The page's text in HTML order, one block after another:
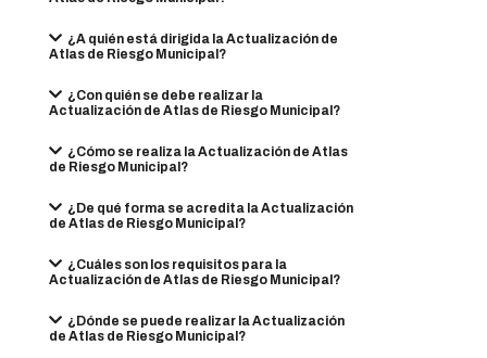
¿A quién está dirigida la Actualización de
Atlas de Riesgo Municipal?
¿Con quién se debe realizar la
Actualización de Atlas de Riesgo Municipal?
¿Cómo se realiza la Actualización de Atlas
de Riesgo Municipal?
¿De qué forma se acredita la Actualización
de Atlas de Riesgo Municipal?
¿Cuáles son los requisitos para la
Actualización de Atlas de Riesgo Municipal?
¿Dónde se puede realizar la Actualización
de Atlas de Riesgo Municipal?